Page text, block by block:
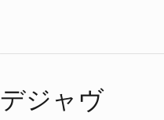
デジャヴ